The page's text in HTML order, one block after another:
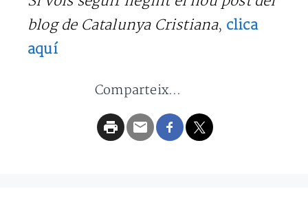
blog de Catalunya Cristiana, clica
aquí
Comparteix...